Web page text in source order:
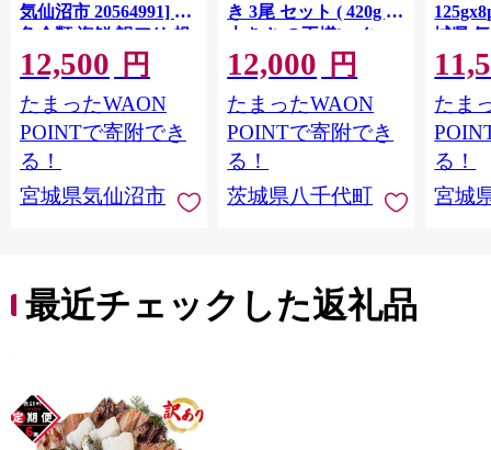
気仙沼市 20564991] 鮭
魚介類 海鮮 訳アリ 規
格外 不揃い さけ サケ
鮭切身 シャケ 切り身
冷凍 家庭用 おかず 弁
当 支援 サーモン 銀鮭
切り身 魚 わけあり
12,500 円
たまったWAON
POINTで寄附でき
る！
宮城県気仙沼市
き 3尾 セット ( 420g )
大きさ の不揃い タ
レ・山椒付き ウナギ
鰻 ふぞろい 不揃い う
な重 ひつまぶし 人気
茨城 八千代町 ふるさ
と納税 冷凍 [SF951ya]
12,000 円
たまったWAON
POINTで寄附でき
る！
茨城県八千代町
城県
お刺し
生 生
鮭 銀
介
たま
る！
宮城
最近チェックした返礼品